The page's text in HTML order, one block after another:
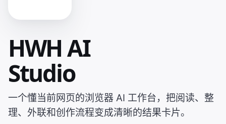
HWH AI
Studio
一个懂当前网页的浏览器 AI 工作台，把阅读、整
理、外联和创作流程变成清晰的结果卡片。